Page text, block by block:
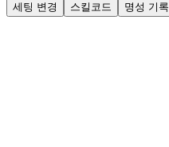
세팅 변경 스킬코드 명성 기록